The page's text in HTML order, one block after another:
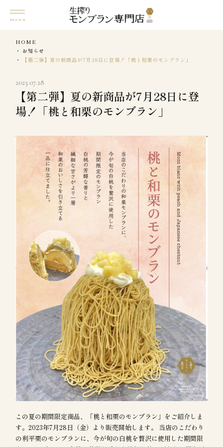
HOME
お知らせ
【第二弾】夏の新商品が7月28日に登場！「桃と和栗のモンブラン」
2023.07.28
【第二弾】夏の新商品が7月28日に登
場！「桃と和栗のモンブラン」
この夏の期間限定商品、「桃と和栗のモンブラン」をご紹介しま
す。2023年7月28日（金）より販売開始します。 当店のこだわり
の利平栗のモンブランに、今が旬の白桃を贅沢に使用した期間限